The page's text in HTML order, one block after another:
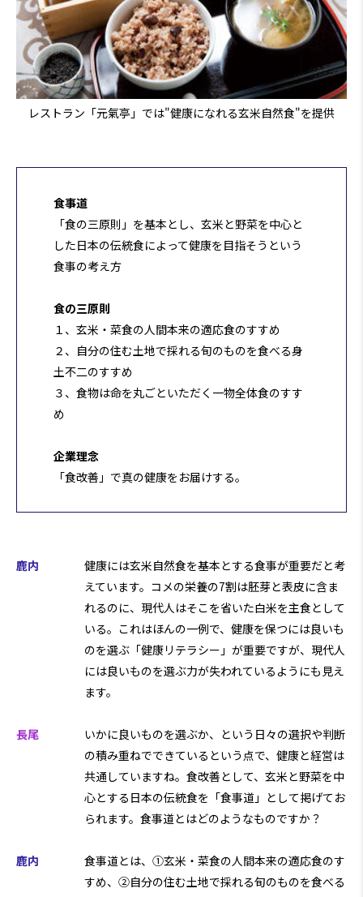
レストラン「元氣亭」では"健康になれる玄米自然食"を提供
食事道
「食の三原則」を基本とし、玄米と野菜を中心と
した日本の伝統食によって健康を目指そうという
食事の考え方
食の三原則
１、玄米・菜食の人間本来の適応食のすすめ
２、自分の住む土地で採れる旬のものを食べる身
土不二のすすめ
３、食物は命を丸ごといただく一物全体食のすす
め
企業理念
「食改善」で真の健康をお届けする。
鹿内
健康には玄米自然食を基本とする食事が重要だと考
えています。コメの栄養の7割は胚芽と表皮に含ま
れるのに、現代人はそこを省いた白米を主食として
いる。これはほんの一例で、健康を保つには良いも
のを選ぶ「健康リテラシー」が重要ですが、現代人
には良いものを選ぶ力が失われているようにも見え
ます。
長尾
いかに良いものを選ぶか、という日々の選択や判断
の積み重ねでできているという点で、健康と経営は
共通していますね。食改善として、玄米と野菜を中
心とする日本の伝統食を「食事道」として掲げてお
られます。食事道とはどのようなものですか？
鹿内
食事道とは、①玄米・菜食の人間本来の適応食のす
すめ、②自分の住む土地で採れる旬のものを食べる